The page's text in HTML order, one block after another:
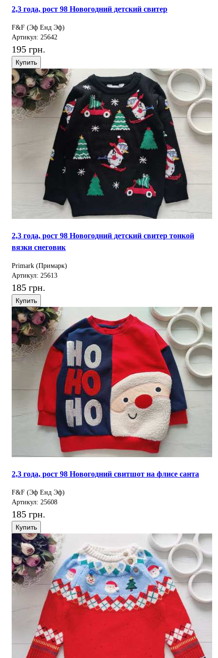
2,3 года, рост 98 Новогодний детский свитер
F&F (Эф Енд Эф)
Артикул: 25642
195 грн.
Купить
2,3 года, рост 98 Новогодний детский свитер тонкой
вязки снеговик
Primark (Примарк)
Артикул: 25613
185 грн.
Купить
2,3 года, рост 98 Новогодний свитшот на флисе санта
F&F (Эф Енд Эф)
Артикул: 25608
185 грн.
Купить